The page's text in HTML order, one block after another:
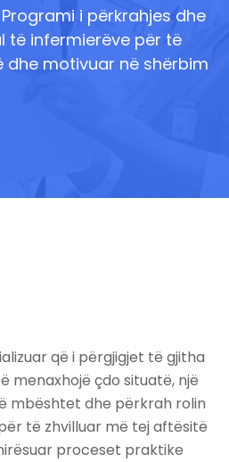
Programi i përkrahjes dhe
të infermierëve për të
motivuar në shërbim
që i përgjigjet të gjitha
menaxhojë çdo situatë, një
mbështet dhe përkrah rolin
të zhvilluar më tej aftësitë
proceset praktike